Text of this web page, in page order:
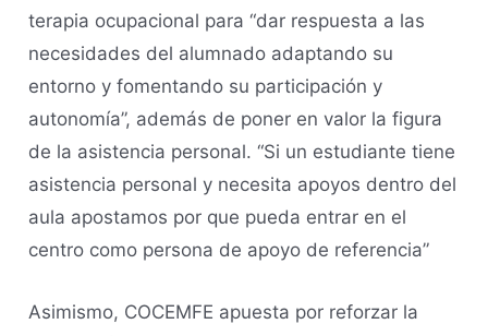
terapia ocupacional para “dar respuesta a las
necesidades del alumnado adaptando su
entorno y fomentando su participación y
autonomía”, además de poner en valor la figura
de la asistencia personal. “Si un estudiante tiene
asistencia personal y necesita apoyos dentro del
aula apostamos por que pueda entrar en el
centro como persona de apoyo de referencia”
Asimismo, COCEMFE apuesta por reforzar la